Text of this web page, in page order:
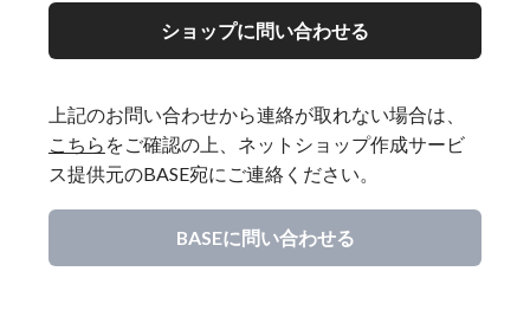
ショップに問い合わせる
上記のお問い合わせから連絡が取れない場合は、
こちら をご確認の上、ネットショップ作成サービ
ス提供元のBASE宛にご連絡ください。
BASEに問い合わせる